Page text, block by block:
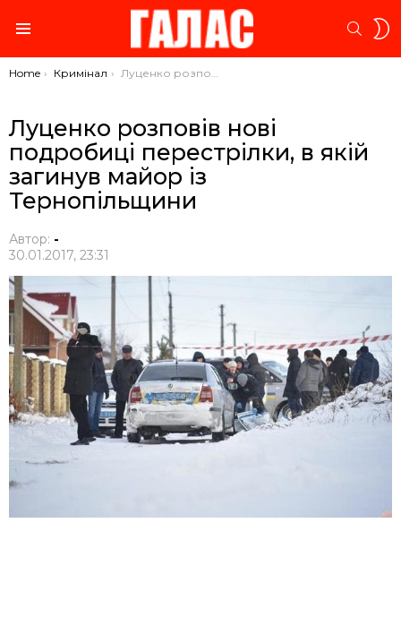
You are here:
Home Кримінал Луценко розповів нові подробиці перестрілки, в якій загинув майор із Тернопільщини
Луценко розповів нові
подробиці перестрілки, в якій
загинув майор із
Тернопільщини
Автор: -
30.01.2017, 23:31